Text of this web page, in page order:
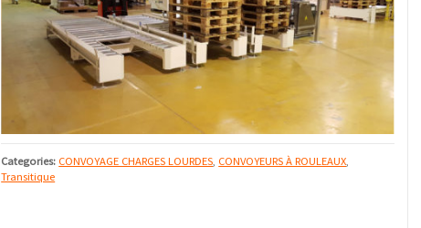
Categories: CONVOYAGE CHARGES LOURDES, CONVOYEURS À ROULEAUX,
Transitique